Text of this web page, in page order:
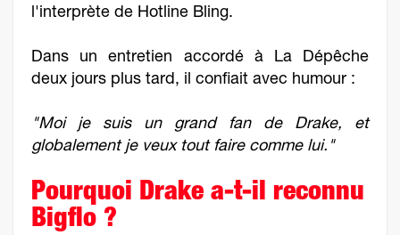
l'interprète de Hotline Bling.
Dans un entretien accordé à La Dépêche
deux jours plus tard, il confiait avec humour :
"Moi je suis un grand fan de Drake, et
globalement je veux tout faire comme lui."
Pourquoi Drake a-t-il reconnu
Bigflo ?